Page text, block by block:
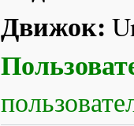
Движок: